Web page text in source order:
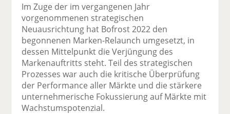
Im Zuge der im vergangenen Jahr
vorgenommenen strategischen
Neuausrichtung hat Bofrost 2022 den
begonnenen Marken-Relaunch umgesetzt, in
dessen Mittelpunkt die Verjüngung des
Markenauftritts steht. Teil des strategischen
Prozesses war auch die kritische Überprüfung
der Performance aller Märkte und die stärkere
unternehmerische Fokussierung auf Märkte mit
Wachstumspotenzial.